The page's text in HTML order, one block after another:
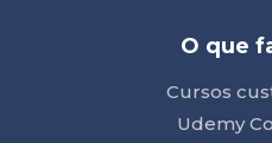
O que
Cursos
Udemy